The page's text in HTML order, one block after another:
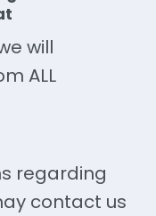
will
ALL
regarding
contact us